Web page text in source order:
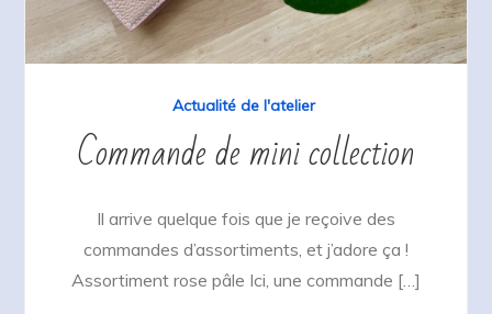
Actualité de l'atelier
Commande de mini collection
Il arrive quelque fois que je reçoive des
commandes d’assortiments, et j’adore ça !
Assortiment rose pâle Ici, une commande […]